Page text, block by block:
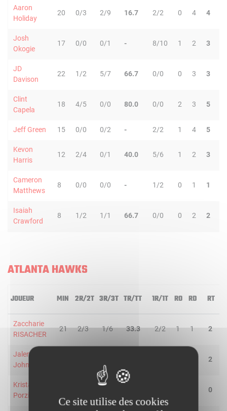
Aaron
Holiday
20 0/3 2/9 16.7 2/2 0 4 4
Josh
Okogie
17 0/0 0/1 - 8/10 1 2 3
JD
Davison
22 1/2 5/7 66.7 0/0 0 3 3
Clint
Capela
18 4/5 0/0 80.0 0/0 2 3 5
Jeff Green 15 0/0 0/2 - 2/2 1 4 5
Kevon
Harris
12 2/4 0/1 40.0 5/6 1 2 3
Cameron
Matthews
8 0/0 0/0 - 1/2 0 1 1
Isaiah
Crawford
8 1/2 1/1 66.7 0/0 0 2 2
ATLANTA HAWKS
JOUEUR MIN 2R/2T 3R/3T TR/TT 1R/1T RO RD RT
Zaccharie
RISACHER
21 2/3 1/6 33.3 2/2 1 1 2
Jalen T.
Johnson
2
Kristaps
Porzingis
0
Ce site utilise des cookies